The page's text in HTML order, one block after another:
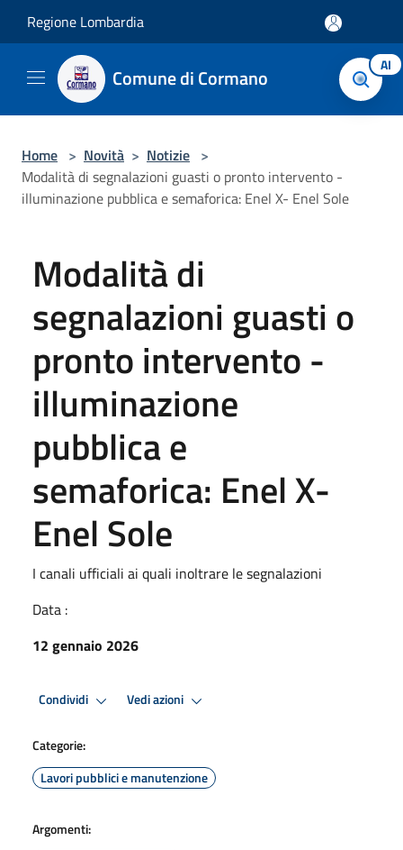
Regione Lombardia
Comune di Cormano AI
Home > Novità > Notizie >
Modalità di segnalazioni guasti o pronto intervento -
illuminazione pubblica e semaforica: Enel X- Enel Sole
Modalità di
segnalazioni guasti o
pronto intervento -
illuminazione
pubblica e
semaforica: Enel X-
Enel Sole
I canali ufficiali ai quali inoltrare le segnalazioni
Data :
12 gennaio 2026
Condividi Vedi azioni
Categorie:
Lavori pubblici e manutenzione
Argomenti: